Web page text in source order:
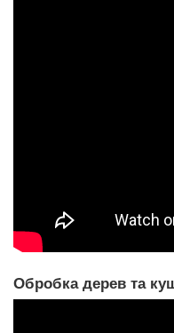
Обробка дерев та